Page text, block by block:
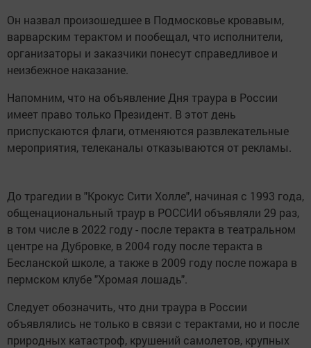
Он назвал произошедшее в Подмосковье кровавым,
варварским терактом и пообещал, что исполнители,
организаторы и заказчики понесут справедливое и
неизбежное наказание.
Напомним, что на объявление Дня траура в России
имеет право только Президент. В этот день
приспускаются флаги, отменяются развлекательные
мероприятия, телеканалы отказываются от рекламы.
До трагедии в "Крокус Сити Холле", начиная с 1993 года,
общенациональный траур в РОССИИ объявляли 29 раз,
в том числе в 2022 году - после теракта в театральном
центре на Дубровке, в 2004 году после теракта в
Бесланской школе, а также в 2009 году после пожара в
пермском клубе "Хромая лошадь".
Следует обозначить, что дни траура в России
объявлялись не только в связи с терактами, но и после
природных катастроф, крушений самолетов, крупных